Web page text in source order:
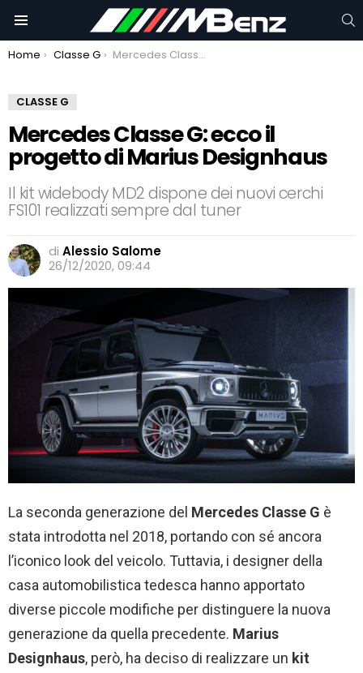
You are here:
Home Classe G Mercedes Classe G: ecco il progetto di Marius Designhaus
CLASSE G
Mercedes Classe G: ecco il
progetto di Marius Designhaus
Il kit widebody MD2 dispone dei nuovi cerchi
FS101 realizzati sempre dal tuner
di Alessio Salome
26/12/2020, 09:44
La seconda generazione del Mercedes Classe G è
stata introdotta nel 2018, portando con sé ancora
l’iconico look del veicolo. Tuttavia, i designer della
casa automobilistica tedesca hanno apportato
diverse piccole modifiche per distinguere la nuova
generazione da quella precedente. Marius
Designhaus, però, ha deciso di realizzare un kit